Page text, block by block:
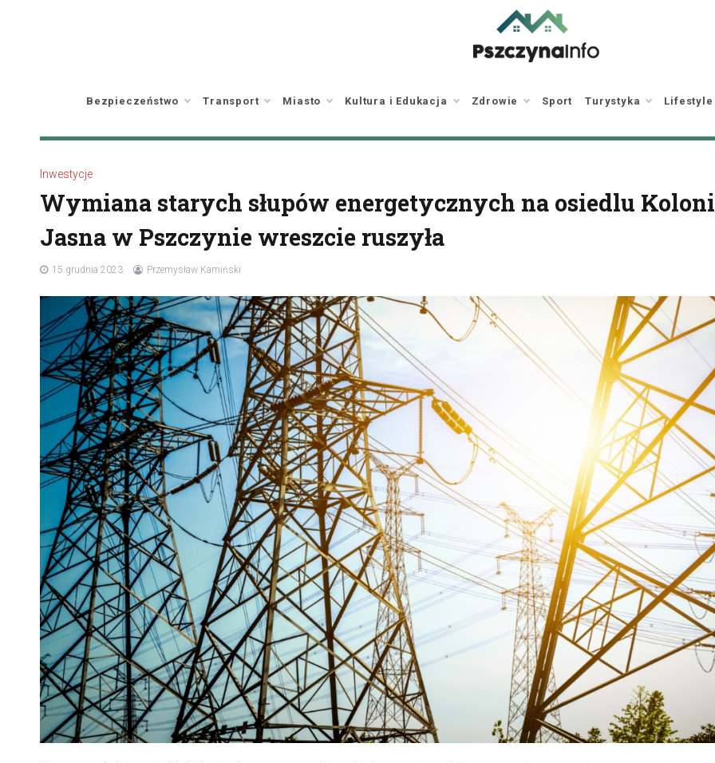
Bezpieczeństwo Transport Miasto Kultura i Edukacja Zdrowie Sport Turystyka Lifestyle
Inwestycje
Wymiana starych słupów energetycznych na osiedlu
Jasna w Pszczynie wreszcie ruszyła
15 grudnia 2023 Przemysław Kamiński